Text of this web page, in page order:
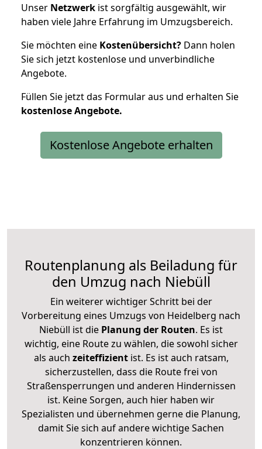
Unser Netzwerk ist sorgfältig ausgewählt, wir
haben viele Jahre Erfahrung im Umzugsbereich.
Sie möchten eine Kostenübersicht? Dann holen
Sie sich jetzt kostenlose und unverbindliche
Angebote.
Füllen Sie jetzt das Formular aus und erhalten Sie
kostenloseAngebote.
Kostenlose Angebote erhalten
Routenplanung als Beiladung für
den Umzug nach Niebüll
Ein weiterer wichtiger Schritt bei der
Vorbereitung eines Umzugs von Heidelberg nach
Niebüll ist die Planung der Routen. Es ist
wichtig, eine Route zu wählen, die sowohl sicher
als auch zeiteffizientist. Es ist auch ratsam,
sicherzustellen, dass die Route frei von
Straßensperrungen und anderen Hindernissen
ist. Keine Sorgen, auch hier haben wir
Spezialisten und übernehmen gerne die Planung,
damit Sie sich auf andere wichtige Sachen
konzentrieren können.